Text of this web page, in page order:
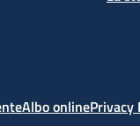
Albo onlinePrivacy